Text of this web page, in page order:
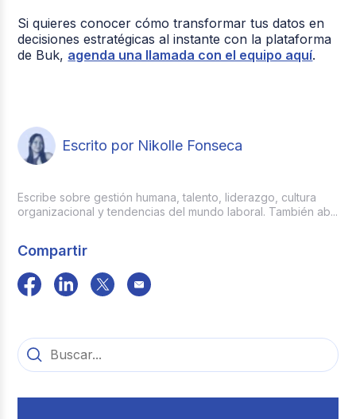
Si quieres conocer cómo transformar tus datos en
decisiones estratégicas al instante con la plataforma
de Buk, agenda una llamada con el equipo aquí.
Escrito por Nikolle Fonseca
Escribe sobre gestión humana, talento, liderazgo, cultura
organizacional y tendencias del mundo laboral. También ab...
Compartir